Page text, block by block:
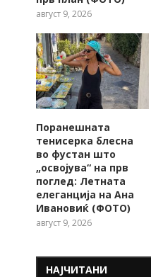
август 9, 2026
Поранешната
тенисерка блесна
во фустан што
„освојува“ на прв
поглед: Летната
елеганција на Ана
Ивановиќ (ФОТО)
август 9, 2026
НАЈЧИТАНИ